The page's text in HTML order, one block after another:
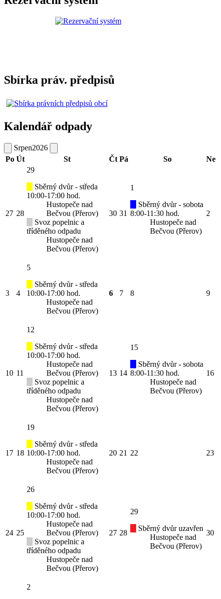
Sbírka práv. předpisů
Kalendář odpady
Srpen2026
Po Út St Čt Pá So Ne
27 28
29
Sběrný dvůr - středa
10:00-17:00 hod.
Hustopeče nad
Bečvou (Přerov)
Svoz popelnic a
tříděného odpadu
Hustopeče nad
Bečvou (Přerov)
30 31
1
Sběrný dvůr - sobota
8:00-11:30 hod.
Hustopeče nad
Bečvou (Přerov)
2
3 4
5
Sběrný dvůr - středa
10:00-17:00 hod.
Hustopeče nad
Bečvou (Přerov)
6 7 8 9
10 11
12
Sběrný dvůr - středa
10:00-17:00 hod.
Hustopeče nad
Bečvou (Přerov)
Svoz popelnic a
tříděného odpadu
Hustopeče nad
Bečvou (Přerov)
13 14
15
Sběrný dvůr - sobota
8:00-11:30 hod.
Hustopeče nad
Bečvou (Přerov)
16
17 18
19
Sběrný dvůr - středa
10:00-17:00 hod.
Hustopeče nad
Bečvou (Přerov)
20 21 22 23
24 25
26
Sběrný dvůr - středa
10:00-17:00 hod.
Hustopeče nad
Bečvou (Přerov)
Svoz popelnic a
tříděného odpadu
Hustopeče nad
Bečvou (Přerov)
27 28
29
Sběrný dvůr uzavřen
Hustopeče nad
Bečvou (Přerov)
30
2